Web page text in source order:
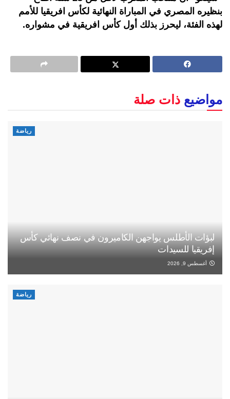
بنظيره المصري في المباراة النهائية لكأس افريقيا للأمم
لهذه الفئة، ليحرز بذلك أول كأس افريقية في مشواره.
مواضيع ذات صلة
رياضة
لبؤات الأطلس يواجهن الكاميرون في نصف نهائي كأس
إفريقيا للسيدات
أغسطس 9, 2026
رياضة